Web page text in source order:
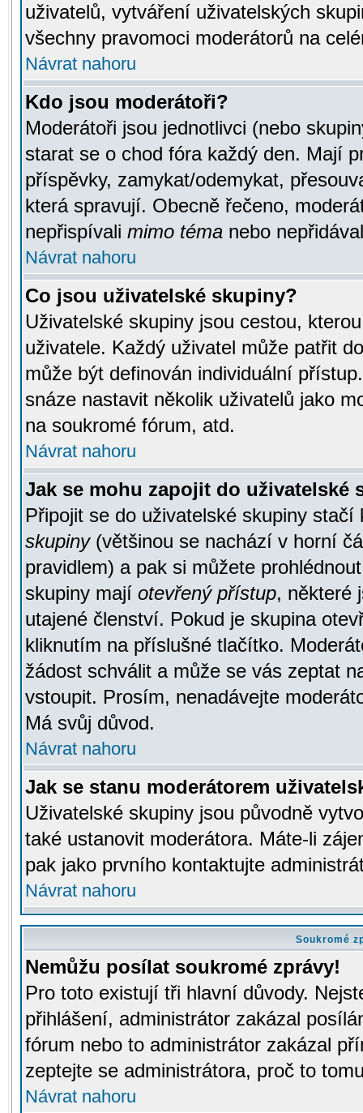
uživatelů, vytváření uživatelských
všechny pravomoci moderátorů na
Návrat nahoru
Kdo jsou moderátoři?
Moderátoři jsou jednotlivci (nebo
starat se o chod fóra každý den. Mají
příspěvky, zamykat/odemykat,
která spravují. Obecně řečeno,
nepřispívali mimo téma nebo
Návrat nahoru
Co jsou uživatelské skupiny?
Uživatelské skupiny jsou cestou,
uživatele. Každý uživatel může patřit
může být definován individuální
snáze nastavit několik uživatelů jako
na soukromé fórum, atd.
Návrat nahoru
Jak se mohu zapojit do uživatelské
Připojit se do uživatelské skupiny
skupiny(většinou se nachází v horní
pravidlem) a pak si můžete
skupiny mají otevřený přístup, některé
utajené členství. Pokud je skupina
kliknutím na příslušné tlačítko.
žádost schválit a může se vás zeptat
vstoupit. Prosím, nenadávejte
Má svůj důvod.
Návrat nahoru
Jak se stanu moderátorem
Uživatelské skupiny jsou původně
také ustanovit moderátora. Máte-li
pak jako prvního kontaktujte
Návrat nahoru
Soukromé
Nemůžu posílat soukromé zprávy!
Pro toto existují tři hlavní důvody.
přihlášení, administrátor zakázal
fórum nebo to administrátor zakázal
zeptejte se administrátora, proč to
Návrat nahoru